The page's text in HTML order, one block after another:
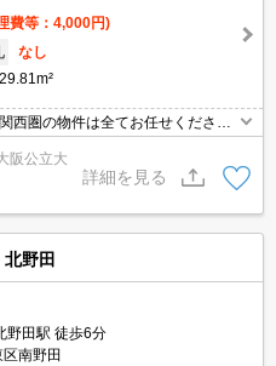
費等：4,000円)
なし
29.81m²
西圏の物件は全てお任せくださ
お気軽にお問い合わせくださいま
ット決済が可能ですので安心して
阪公立大
詳細を見る
野田
野田駅 徒歩6分
南野田